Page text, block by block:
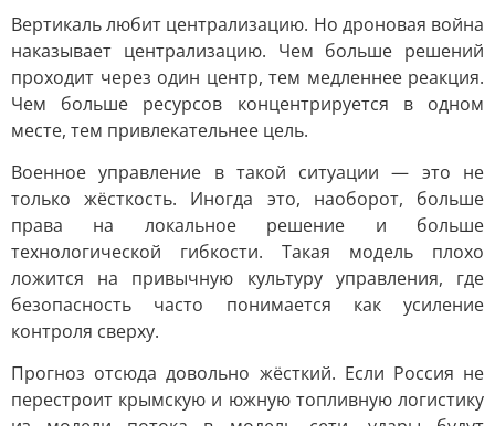
Вертикаль любит централизацию. Но дроновая война
наказывает централизацию. Чем больше решений
проходит через один центр, тем медленнее реакция.
Чем больше ресурсов концентрируется в одном
месте, тем привлекательнее цель.
Военное управление в такой ситуации — это не
только жёсткость. Иногда это, наоборот, больше
права на локальное решение и больше
технологической гибкости. Такая модель плохо
ложится на привычную культуру управления, где
безопасность часто понимается как усиление
контроля сверху.
Прогноз отсюда довольно жёсткий. Если Россия не
перестроит крымскую и южную топливную логистику